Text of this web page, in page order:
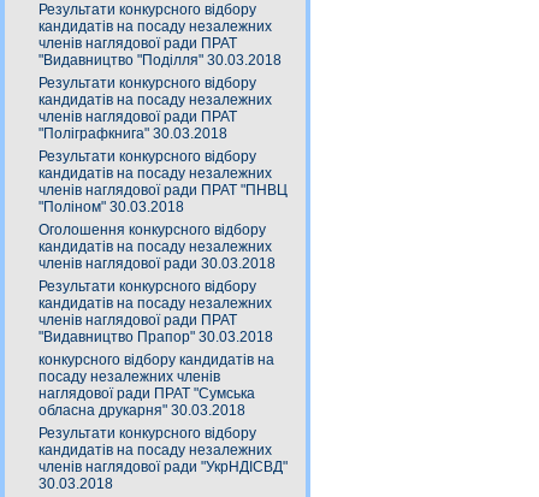
Результати конкурсного відбору
кандидатів на посаду незалежних
членів наглядової ради ПРАТ
"Видавництво "Поділля" 30.03.2018
Результати конкурсного відбору
кандидатів на посаду незалежних
членів наглядової ради ПРАТ
"Поліграфкнига" 30.03.2018
Результати конкурсного відбору
кандидатів на посаду незалежних
членів наглядової ради ПРАТ "ПНВЦ
"Поліном" 30.03.2018
Оголошення конкурсного відбору
кандидатів на посаду незалежних
членів наглядової ради 30.03.2018
Результати конкурсного відбору
кандидатів на посаду незалежних
членів наглядової ради ПРАТ
"Видавництво Прапор" 30.03.2018
конкурсного відбору кандидатів на
посаду незалежних членів
наглядової ради ПРАТ "Сумська
обласна друкарня" 30.03.2018
Результати конкурсного відбору
кандидатів на посаду незалежних
членів наглядової ради "УкрНДІСВД"
30.03.2018